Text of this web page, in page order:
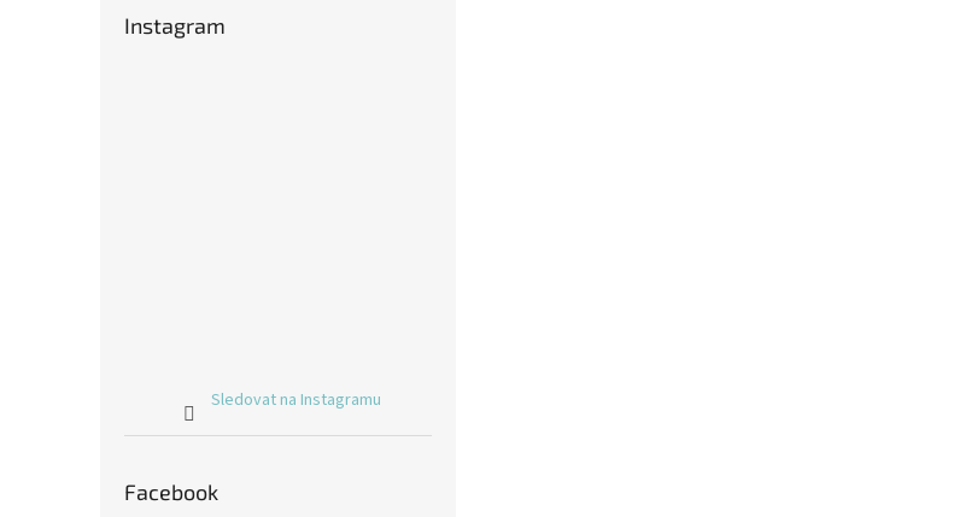
Instagram
Sledovat na Instagramu
Facebook